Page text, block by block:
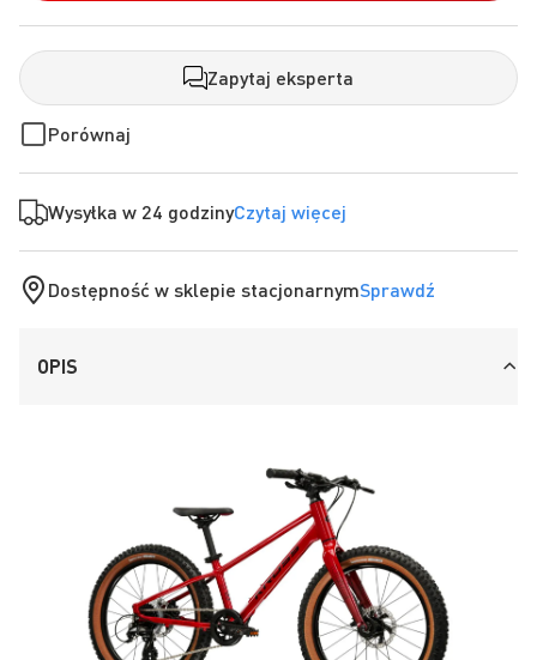
Zapytaj eksperta
Porównaj
Wysyłka w 24 godzinyCzytaj więcej
Dostępność w sklepie stacjonarnymSprawdź
OPIS